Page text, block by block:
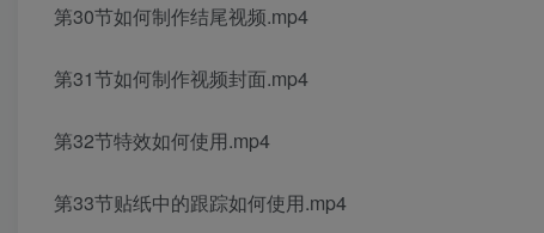
第30节如何制作结尾视频.mp4
第31节如何制作视频封面.mp4
第32节特效如何使用.mp4
第33节贴纸中的跟踪如何使用.mp4